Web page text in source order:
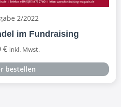
2/2022
im Fundraising
€ inkl. Mwst.
bestellen